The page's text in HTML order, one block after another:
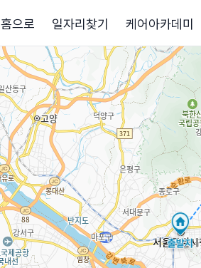
홈으로 일자리찾기 케어아카데미